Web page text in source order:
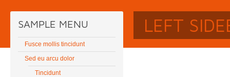
SAMPLE MENU
Fusce mollis tincidunt
Sed eu arcu dolor
Tincidunt
LEFT